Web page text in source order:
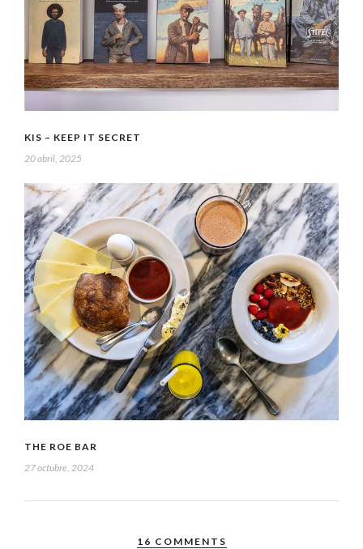
KIS – KEEP IT SECRET
20 abril, 2025
THE ROE BAR
27 octubre, 2024
16 COMMENTS